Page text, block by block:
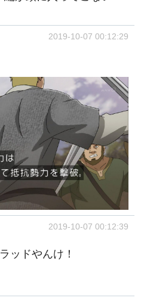
2019-10-07 00:12:29
2019-10-07 00:12:39
ッドやんけ！